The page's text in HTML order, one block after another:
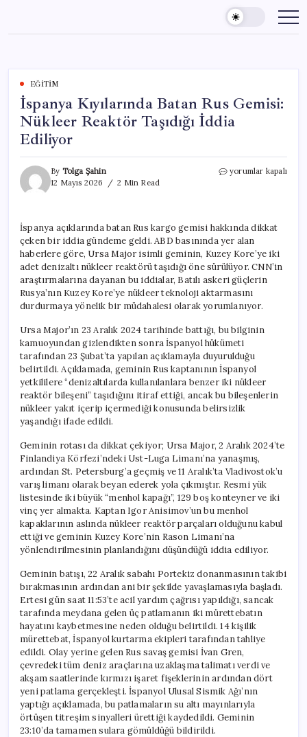
content
EĞITIM
İspanya Kıyılarında Batan Rus Gemisi:
Nükleer Reaktör Taşıdığı İddia
Ediliyor
By Tolga Şahin
12 Mayıs 2026
2 Min Read
İspanya
Nükleer
Reaktör
Taşıdığı
İddia
Ediliyor
için
yorumlar kapalı
İspanya açıklarında batan Rus kargo gemisi hakkında dikkat
çeken bir iddia gündeme geldi. ABD basınında yer alan
haberlere göre, Ursa Major isimli geminin, Kuzey Kore’ye iki
adet denizaltı nükleer reaktörü taşıdığı öne sürülüyor. CNN’in
araştırmalarına dayanan bu iddialar, Batılı askeri güçlerin
Rusya’nın Kuzey Kore’ye nükleer teknoloji aktarmasını
durdurmaya yönelik bir müdahalesi olarak yorumlanıyor.
Ursa Major’ın 23 Aralık 2024 tarihinde battığı, bu bilginin
kamuoyundan gizlendikten sonra İspanyol hükümeti
tarafından 23 Şubat’ta yapılan açıklamayla duyurulduğu
belirtildi. Açıklamada, geminin Rus kaptanının İspanyol
yetkililere “denizaltılarda kullanılanlara benzer iki nükleer
reaktör bileşeni” taşıdığını itiraf ettiği, ancak bu bileşenlerin
nükleer yakıt içerip içermediği konusunda belirsizlik
yaşandığı ifade edildi.
Geminin rotası da dikkat çekiyor; Ursa Major, 2 Aralık 2024’te
Finlandiya Körfezi’ndeki Ust-Luga Limanı’na yanaşmış,
ardından St. Petersburg’a geçmiş ve 11 Aralık’ta Vladivostok’u
varış limanı olarak beyan ederek yola çıkmıştır. Resmi yük
listesinde iki büyük “menhol kapağı”, 129 boş konteyner ve iki
vinç yer almakta. Kaptan Igor Anisimov’un bu menhol
kapaklarının aslında nükleer reaktör parçaları olduğunu kabul
ettiği ve geminin Kuzey Kore’nin Rason Limanı’na
yönlendirilmesinin planlandığını düşündüğü iddia ediliyor.
Geminin batışı, 22 Aralık sabahı Portekiz donanmasının takibi
bırakmasının ardından ani bir şekilde yavaşlamasıyla başladı.
Ertesi gün saat 11:53’te acil yardım çağrısı yapıldığı, sancak
tarafında meydana gelen üç patlamanın iki mürettebatın
hayatını kaybetmesine neden olduğu belirtildi. 14 kişilik
mürettebat, İspanyol kurtarma ekipleri tarafından tahliye
edildi. Olay yerine gelen Rus savaş gemisi İvan Gren,
çevredeki tüm deniz araçlarına uzaklaşma talimatı verdi ve
akşam saatlerinde kırmızı işaret fişeklerinin ardından dört
yeni patlama gerçekleşti. İspanyol Ulusal Sismik Ağı’nın
yaptığı açıklamada, bu patlamaların su altı mayınlarıyla
örtüşen titreşim sinyalleri ürettiği kaydedildi. Geminin
23:10’da tamamen sulara gömüldüğü bildirildi.